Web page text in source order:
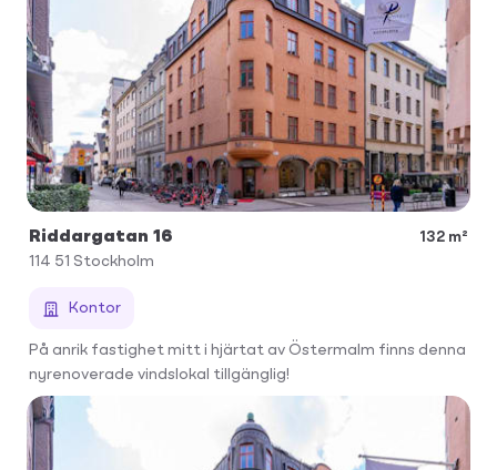
Riddargatan 16
132 m²
114 51 Stockholm
Kontor
På anrik fastighet mitt i hjärtat av Östermalm finns denna
nyrenoverade vindslokal tillgänglig!